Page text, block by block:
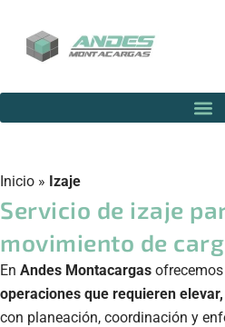
Inicio » Izaje
Servicio de izaje
movimiento de
En Andes Montacargas ofrecemos
operaciones que requieren
con planeación, coordinación y